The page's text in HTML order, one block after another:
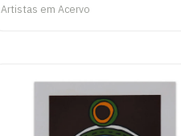
Artistas em Acervo